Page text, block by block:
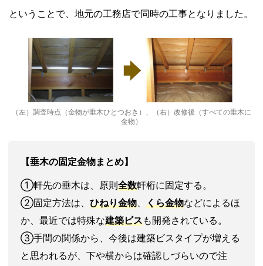
ということで、地元の工務店で同時の工事となりました。
（左）調査時点（金物が垂木ひとつおき）、（右）改修後（すべての垂木に
金物）
【垂木の固定金物まとめ】
➀軒先の垂木は、原則全数軒桁に固定する。
②固定方法は、 ひねり金物 くら金物などによるほ
か、最近では特殊な建築ビスも開発されている。
③手間の関係から、今後は建築ビスタイプが増える
と思われるが、下や横からは確認しづらいので注